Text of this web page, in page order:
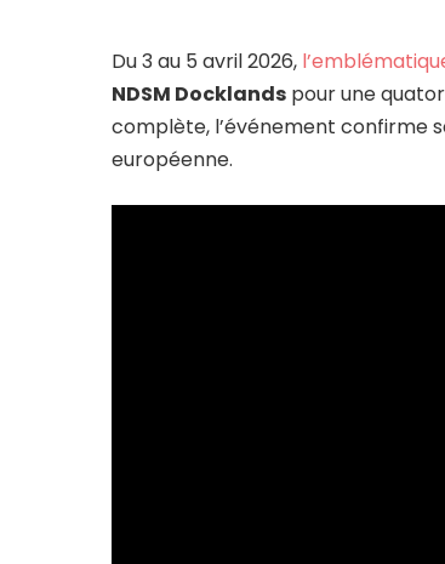
Du 3 au 5 avril 2026,
NDSM Docklands pour une
complète, l’événement confirme
européenne.